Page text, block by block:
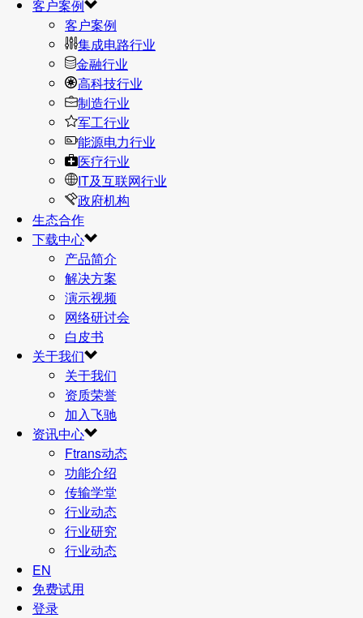
客户案例
客户案例
集成电路行业
金融行业
高科技行业
制造行业
军工行业
能源电力行业
医疗行业
IT及互联网行业
政府机构
生态合作
下载中心
产品简介
解决方案
演示视频
网络研讨会
白皮书
关于我们
关于我们
资质荣誉
加入飞驰
资讯中心
Ftrans动态
功能介绍
传输学堂
行业动态
行业研究
行业动态
EN
免费试用
登录